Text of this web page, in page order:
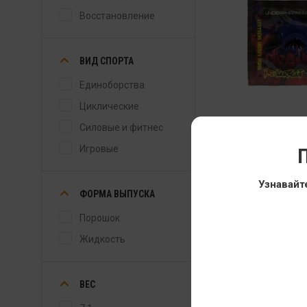
Восстановление
ВИД СПОРТА
Единоборства
Циклические
Силовые и фитнес
Игровые
ФОРМА ВЫПУСКА
Порошок
Жидкость
ВЕС